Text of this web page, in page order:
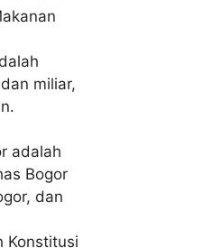
miliar,
adalah
Bogor
dan
Konstitusi